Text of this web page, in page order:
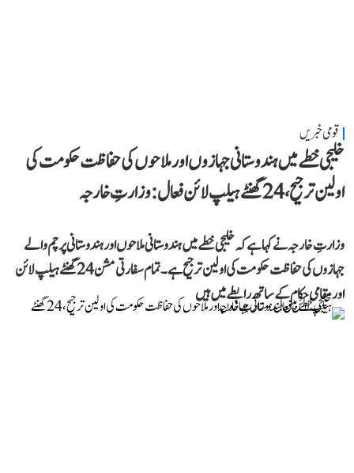
قومی خبریں
خلیجی خطے میں ہندوستانی جہازوں اور ملاحوں کی حفاظت حکومت کی
اولین ترجیح، 24 گھنٹے ہیلپ لائن فعال: وزارتِ خارجہ
وزارتِ خارجہ نے کہا ہے کہ خلیجی خطے میں ہندوستانی ملاحوں اور ہندوستانی پرچم والے
جہازوں کی حفاظت حکومت کی اولین ترجیح ہے۔ تمام سفارتی مشن 24 گھنٹے ہیلپ لائن
اور مقامی حکام کے ساتھ رابطے میں ہیں